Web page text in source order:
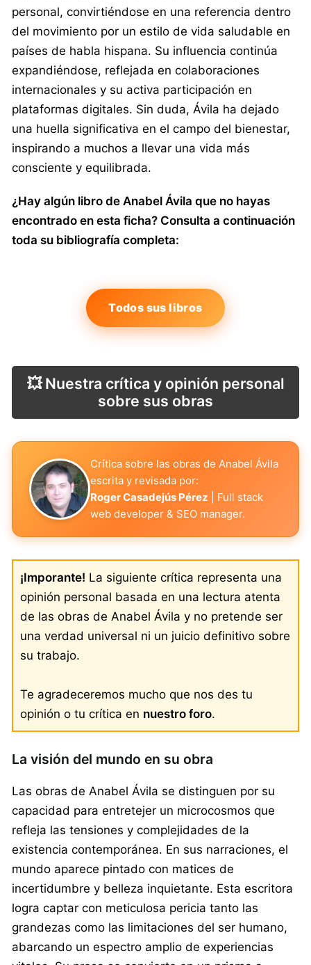
personal, convirtiéndose en una referencia dentro
del movimiento por un estilo de vida saludable en
países de habla hispana. Su influencia continúa
expandiéndose, reflejada en colaboraciones
internacionales y su activa participación en
plataformas digitales. Sin duda, Ávila ha dejado
una huella significativa en el campo del bienestar,
inspirando a muchos a llevar una vida más
consciente y equilibrada.
¿Hay algún libro de Anabel Ávila que no hayas
encontrado en esta ficha? Consulta a continuación
toda su bibliografía completa:
Todos sus libros
💥 Nuestra crítica y opinión personal
sobre sus obras
Crítica sobre las obras de Anabel Ávila
escrita y revisada por:
Roger Casadejús Pérez
| Full stack
web developer & SEO manager.
¡Imporante! La siguiente crítica representa una
opinión personal basada en una lectura atenta
de las obras de Anabel Ávila y no pretende ser
una verdad universal ni un juicio definitivo sobre
su trabajo.
Te agradeceremos mucho que nos des tu
opinión o tu crítica en nuestro foro.
La visión del mundo en su obra
Las obras de Anabel Ávila se distinguen por su
capacidad para entretejer un microcosmos que
refleja las tensiones y complejidades de la
existencia contemporánea. En sus narraciones, el
mundo aparece pintado con matices de
incertidumbre y belleza inquietante. Esta escritora
logra captar con meticulosa pericia tanto las
grandezas como las limitaciones del ser humano,
abarcando un espectro amplio de experiencias